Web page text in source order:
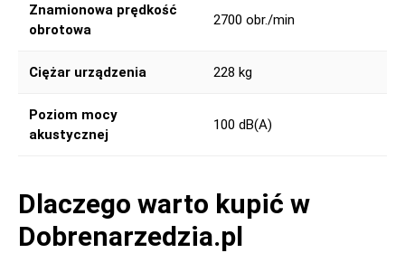
Znamionowa prędkość
obrotowa
2700 obr./min
Ciężar urządzenia 228 kg
Poziom mocy
akustycznej
100 dB(A)
Dlaczego warto kupić w
Dobrenarzedzia.pl